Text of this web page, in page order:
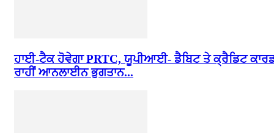
ਹਾਈ-ਟੈਕ ਹੋਵੇਗਾ PRTC, ਯੂਪੀਆਈ- ਡੈਬਿਟ ਤੇ ਕ੍ਰੈਡਿਟ
ਰਾਹੀਂ ਆਨਲਾਈਨ ਭੁਗਤਾਨ...